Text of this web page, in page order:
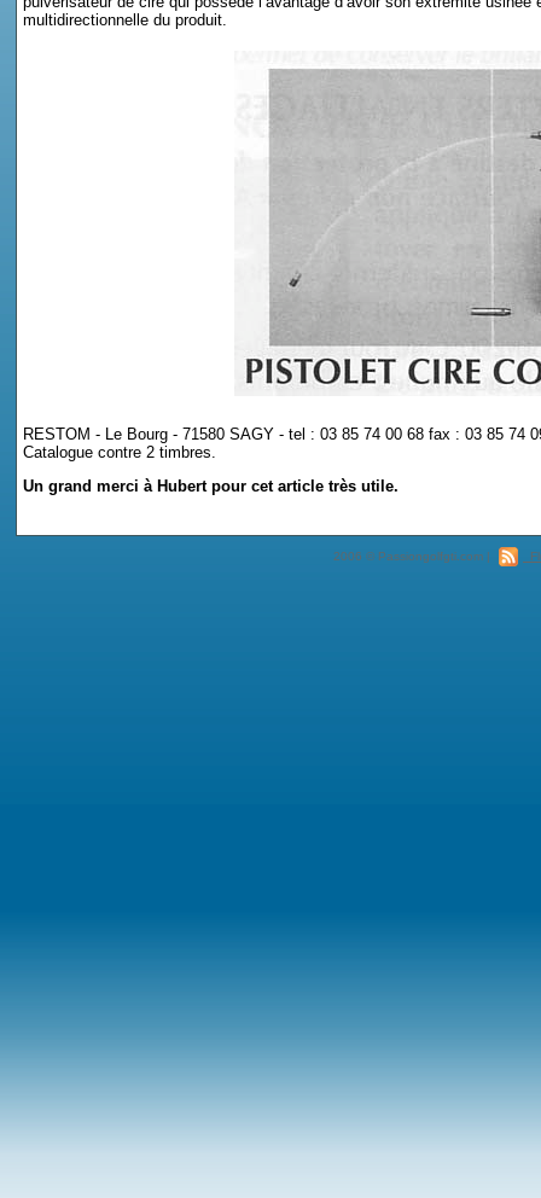
multidirectionnelle du produit.
RESTOM - Le Bourg - 71580 SAGY - tel : 03 85 74 00 68 fax : 03 85 74
Catalogue contre 2 timbres.
Un grand merci à Hubert pour cet article très utile.
2006 © Passiongolfgti.com |